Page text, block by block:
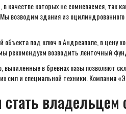
качестве которых не сомневаемся, так
возводим здания из
объекта под ключ в Андреаполе, в
рекомендуем возводить ленточный
в бревнах пазы позволяют
сил и специальной техники. Компания
владельцем